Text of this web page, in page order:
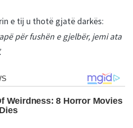
e tij u thotë gjatë darkës:
për fushën e gjelbër, jemi ata